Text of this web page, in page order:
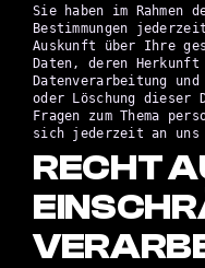
Sie haben im Rahmen
Bestimmungen
Auskunft über Ihre
Daten, deren Herkunft
Datenverarbeitung
oder Löschung dieser
Fragen zum Thema
sich jederzeit an uns
RECHT